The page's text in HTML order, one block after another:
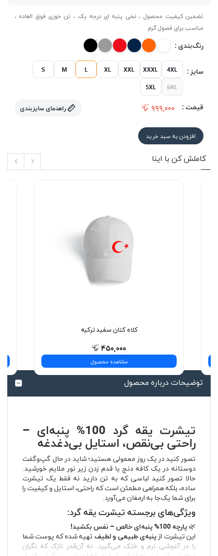
تضمین کیفیت محصول ، نخی پنبه ای درجه یک ، تن خوری فوق العاده ،
مناسب برای فصول گرم
رنگ‌بندی :
سایز : S M L XL XXL XXXL 4XL
5XL 6XL
قیمت : ۹۹۹,۰۰۰ راهنمای سایزبندی
افزودن به سبد خرید
کاملش کن با اینا
کلاه کتان سفید ترکیه
۴۵۰,۰۰۰
مشاهده محصول
توضیحات درباره محصول
تیشرت یقه گرد 100% پنبه‌ای –
راحتی بی‌نقص، استایل بی‌دغدغه
تصور کنید در یک روز معمولی هستید؛ شاید در حال گپ‌وگفت
دوستانه در یک کافه دنج یا قدم زدن زیر نور ملایم خورشید.
حالا تصور کنید لباسی که به تن دارید نه فقط یک تیشرت
ساده، بلکه همراهی مطمئن است که راحتی، استایل و کیفیت را
برای شما یک‌جا به ارمغان می‌آورد.
ویژگی‌های برجسته تیشرت یقه گرد:
🌿 پارچه 100% پنبه‌ای خالص – نفس بکشید!
این تیشرت از پنبه‌ی طبیعی و لطیف تهیه شده که پوست شما
را در آغوشی نرم و خنک می‌گیرد. نه آن‌قدر نازک که نگران